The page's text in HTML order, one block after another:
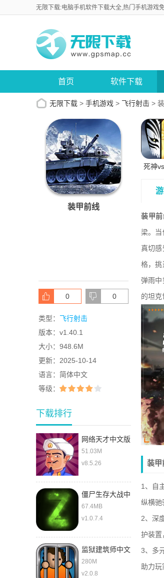
无限下载:电脑手机软件下载大全,热门手机游戏
首页 软件下载
无限下载 > 手机游戏 > 飞行射击 >
装甲前线
0 0
类型： 飞行射击
版本： v1.40.1
大小： 948.6M
更新： 2025-10-14
语言： 简体中文
等级：
下载排行
网络天才中文版
51.03M
v8.5.26
僵尸生存大战中
文版
67.4MB
v1.0.7.4
监狱建筑师中文
280M
v2.0.8
死神
装甲
梁。当
真切感
格，挑
弹雨中
的坦克
装甲
1、自
纵横驰
2、深
护装置
3、多
助力玩